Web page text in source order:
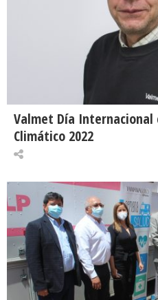
Valmet Día Internacional
Climático 2022